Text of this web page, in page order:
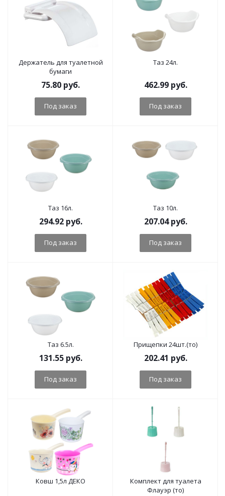
Держатель для туалетной
бумаги
75.80 руб.
Под заказ
Таз 24л.
462.99руб.
Под заказ
Таз 16л.
294.92руб.
Под заказ
Таз 10л.
207.04руб.
Под заказ
Таз 6.5л.
131.55руб.
Под заказ
Прищепки 24шт.(то)
202.41 руб.
Под заказ
Ковш 1,5л ДЕКО
Комплект для туалета
Флауэр (то)